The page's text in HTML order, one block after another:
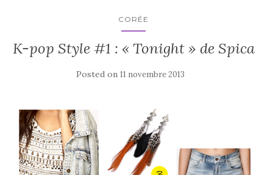
CORÉE
K-pop Style #1 : « Tonight » de Spica
Posted on 11 novembre 2013